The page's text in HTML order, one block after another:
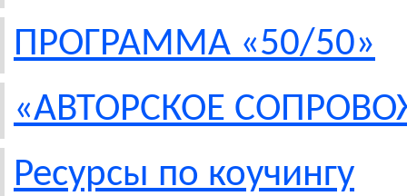
ПРОГРАММА «50/50»
«АВТОРСКОЕ
Ресурсы по коучингу